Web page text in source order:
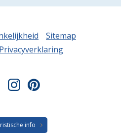
Sitemap
Privacyverklaring
info